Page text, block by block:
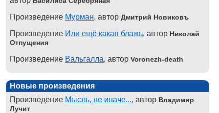
Произведение Мурман, автор Дмитрий Новиковъ
Произведение Или ещё какая блажь, автор Николай
Отпущения
Произведение Вальгалла, автор Voronezh-death
Новые произведения
Произведение Мысль, не иначе..., автор Владимир
Лучит